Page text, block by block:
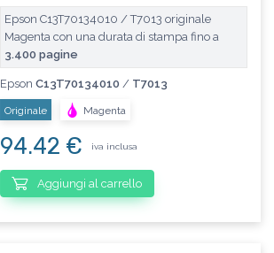
Epson C13T70134010 / T7013 originale
Magenta con una durata di stampa fino a
3.400 pagine
Epson C13T70134010 / T7013
Originale Magenta
94.42 € iva inclusa
Aggiungi al carrello